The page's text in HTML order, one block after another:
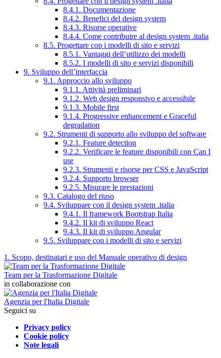
8.4.1. Documentazione
8.4.2. Benefici del design system
8.4.3. Risorse operative
8.4.4. Come contribuire al design system .italia
8.5. Progettare con i modelli di sito e servizi
8.5.1. Vantaggi dell’utilizzo dei modelli
8.5.2. I modelli di sito e servizi disponibili
9. Sviluppo dell’interfaccia
9.1. Approccio allo sviluppo
9.1.1. Attività preliminari
9.1.2. Web design responsivo e accessibile
9.1.3. Mobile first
9.1.4. Progressive enhancement e Graceful
degradation
9.2. Strumenti di supporto allo sviluppo del software
9.2.1. Feature detection
9.2.2. Verificare le feature disponibili con Can I
use
9.2.3. Strumenti e risorse per CSS e JavaScript
9.2.4. Supporto browser
9.2.5. Misurare le prestazioni
9.3. Catalogo del riuso
9.4. Sviluppare con il design system .italia
9.4.1. Il framework Bootstrap Italia
9.4.2. Il kit di sviluppo React
9.4.3. Il kit di sviluppo Angular
9.5. Sviluppare con i modelli di sito e servizi
1. Scopo, destinatari e uso del Manuale operativo di design
Team per la Trasformazione Digitale
in collaborazione con
Agenzia per l'Italia Digitale
Seguici su
Privacy policy
Cookie policy
Note legali